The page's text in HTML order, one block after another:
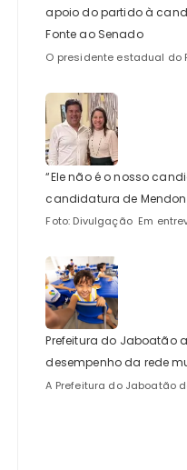
apoio do partido à
Fonte ao Senado
O presidente estadual do
“Ele não é o nosso
candidatura de
Foto: Divulgação Em
Prefeitura do Jaboatão
desempenho da rede
A Prefeitura do Jaboatão